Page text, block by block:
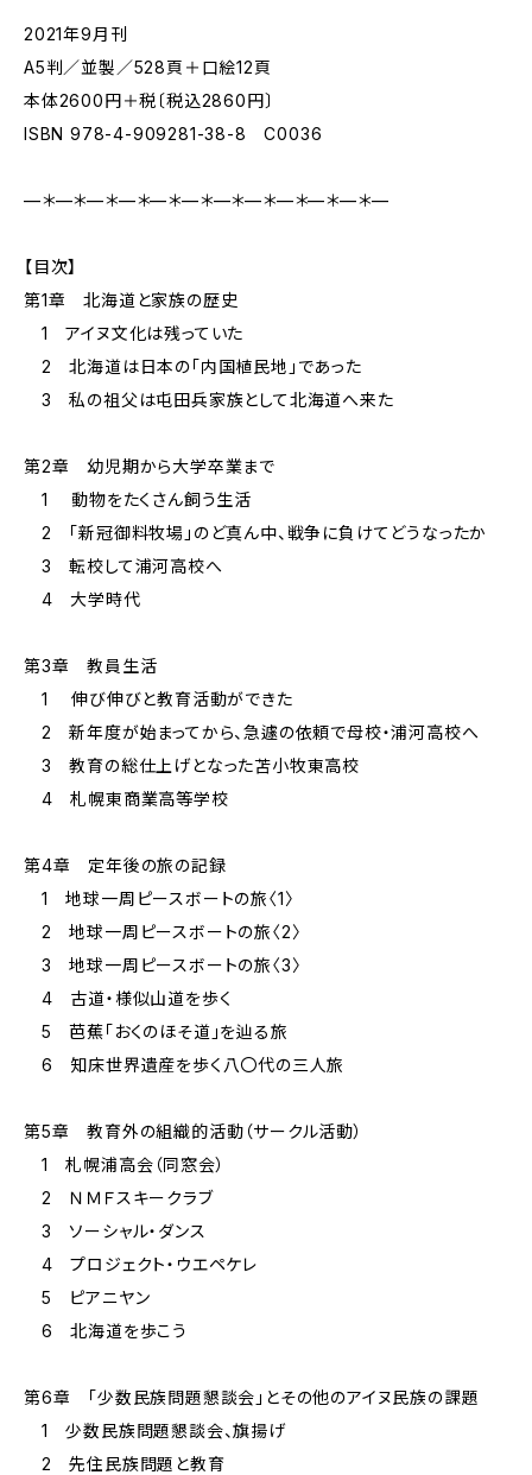
2021年9月刊
A5判／並製／528頁＋口絵12頁
本体2600円＋税〔税込2860円〕
ISBN 978-4-909281-38-8 C0036
—＊—＊—＊—＊—＊—＊—＊—＊—＊—＊—＊—
【目次】
第1章 北海道と家族の歴史
1 アイヌ文化は残っていた
2 北海道は日本の「内国植民地」であった
3 私の祖父は屯田兵家族として北海道へ来た
第2章 幼児期から大学卒業まで
1 動物をたくさん飼う生活
2 「新冠御料牧場」のど真ん中、戦争に負けてどうなったか
3 転校して浦河高校へ
4 大学時代
第3章 教員生活
1 伸び伸びと教育活動ができた
2 新年度が始まってから、急遽の依頼で母校・浦河高校へ
3 教育の総仕上げとなった苫小牧東高校
4 札幌東商業高等学校
第4章 定年後の旅の記録
1 地球一周ピースボートの旅〈1〉
2 地球一周ピースボートの旅〈2〉
3 地球一周ピースボートの旅〈3〉
4 古道・様似山道を歩く
5 芭蕉「おくのほそ道」を辿る旅
6 知床世界遺産を歩く八〇代の三人旅
第5章 教育外の組織的活動（サークル活動）
1 札幌浦高会（同窓会）
2 ＮＭＦスキークラブ
3 ソーシャル・ダンス
4 プロジェクト・ウエペケレ
5 ピアニヤン
6 北海道を歩こう
第6章 「少数民族問題懇談会」とその他のアイヌ民族の課題
1 少数民族問題懇談会、旗揚げ
2 先住民族問題と教育